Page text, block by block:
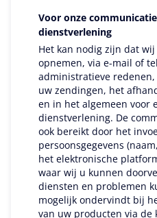
Voor onze
dienstverlening
Het kan nodig zijn dat
opnemen, via e-mail of
administratieve redenen,
uw zendingen, het
en in het algemeen voor
dienstverlening. De
ook bereikt door het
persoonsgegevens
het elektronische
waar wij u kunnen
diensten en problemen
mogelijk ondervindt bij
van uw producten via de